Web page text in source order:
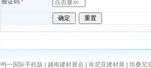
验证码 *
鸣一国际手机版 越南建材展会| 肯尼亚建材展
坦桑尼